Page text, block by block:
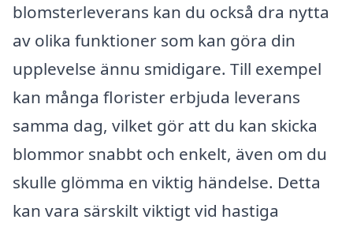
blomsterleverans kan du också dra nytta
av olika funktioner som kan göra din
upplevelse ännu smidigare. Till exempel
kan många florister erbjuda leverans
samma dag, vilket gör att du kan skicka
blommor snabbt och enkelt, även om du
skulle glömma en viktig händelse. Detta
kan vara särskilt viktigt vid hastiga